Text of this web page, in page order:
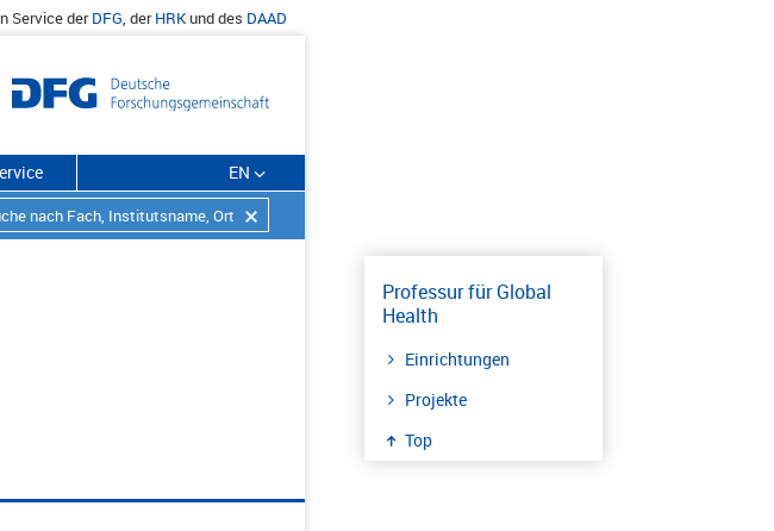
Service derDFG, derHRKund des DAAD
EN
Professur für Global
Health
Einrichtungen
Projekte
Top